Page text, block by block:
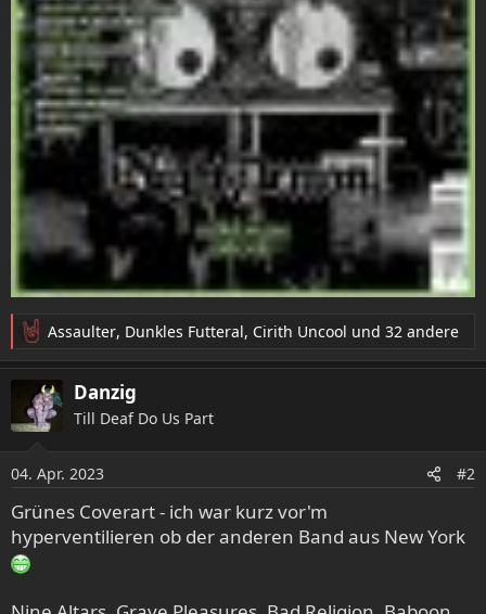
R
e
a
t
n
e
n
:
Assaulter, Dunkles Futteral, Cirith Uncool und 32 andere
Danzig
Till Deaf Do Us Part
04. Apr. 2023 #2
Grünes Coverart - ich war kurz vor'm
hyperventilieren ob der anderen Band aus New York